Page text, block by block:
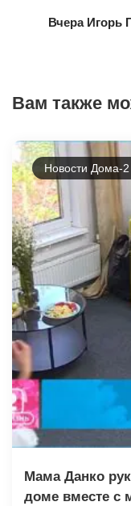
Вчера Игорь
Вам также
Новости Дома-2
Мама Данко
доме вместе